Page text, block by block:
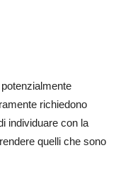
richiedono
individuare con la
quelli che sono